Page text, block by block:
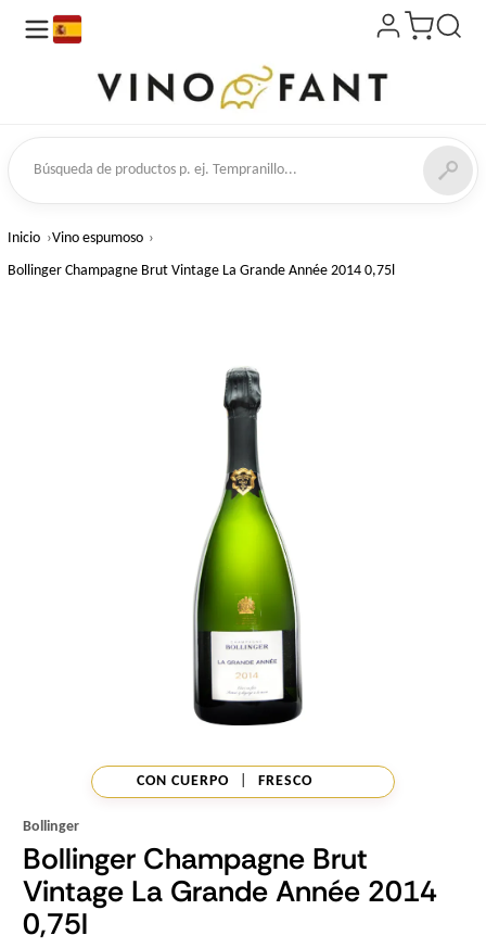
productos
Inicio
Vino espumoso
Bollinger Champagne Brut Vintage La Grande Année 2014 0,75l
CON CUERPO FRESCO
Bollinger
Bollinger Champagne Brut
Vintage La Grande Année 2014
0,75l